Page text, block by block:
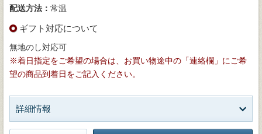
配送方法： 常温
ギフト対応について
無地のし対応可
※着日指定をご希望の場合は、お買い物途中の「連絡欄」にご希
望の商品到着日をご記入ください。
詳細情報